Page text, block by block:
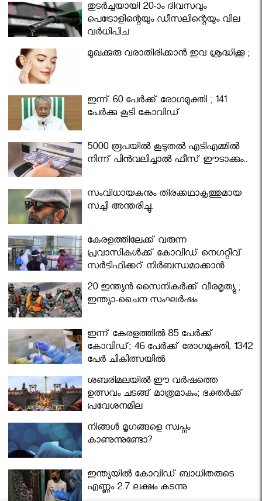
തുടർച്ചയായി 20-ാം ദിവസവും
പെട്രോളിന്റെയും ഡീസലിന്റെയും വില
വര്‍ധിപ്പിച്ചു
മുഖക്കുരു വരാതിരിക്കാന്‍ ഇവ ശ്രദ്ധിക്കൂ ;
ഇന്ന് 60 പേർക്ക് രോഗമുക്തി ; 141
പേര്‍ക്കു കൂടി കോവിഡ്
5000 രൂപയിൽ കൂടുതൽ എടിഎമ്മിൽ
നിന്ന് പിൻവലിച്ചാൽ ഫീസ് ഈടാക്കും..
സംവിധായകനും തിരക്കഥാകൃത്തുമായ
സച്ചി അന്തരിച്ചു.
കേരളത്തിലേക്ക് വരുന്ന
പ്രവാസികള്‍ക്ക് കോവിഡ് നെഗറ്റീവ്
സര്‍ട്ടിഫിക്കറ്റ് നിർബന്ധമാക്കാൻ
മന്ത്രിസഭ
20 ഇന്ത്യൻ സൈനികർക്ക് വീരമൃത്യു ;
ഇന്ത്യാ-ചൈന സംഘർഷം
ഇന്ന് കേരളത്തിൽ 85 പേർക്ക്
കോവിഡ്; 46 പേർക്ക് രോഗമുക്തി, 1342
പേർ ചികിത്സയിൽ
ശബരിമലയില്‍ ഈ വർഷത്തെ
ഉത്സവം ചടങ്ങ് മാത്രമാകും; ഭക്തർക്ക്
പ്രവേശനമില്ല
നിങ്ങള്‍ മൃഗങ്ങളെ സ്വപ്നം
കാണുന്നുണ്ടോ?
ഇന്ത്യയിൽ കോവിഡ് ബാധിതരുടെ
എണ്ണം 2.7 ലക്ഷം കടന്നു